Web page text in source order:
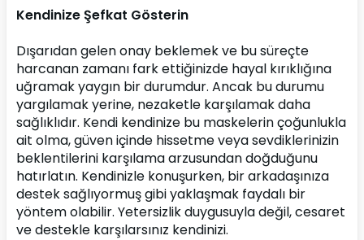
Kendinize Şefkat Gösterin
Dışarıdan gelen onay beklemek ve bu süreçte
harcanan zamanı fark ettiğinizde hayal kırıklığına
uğramak yaygın bir durumdur. Ancak bu durumu
yargılamak yerine, nezaketle karşılamak daha
sağlıklıdır. Kendi kendinize bu maskelerin çoğunlukla
ait olma, güven içinde hissetme veya sevdiklerinizin
beklentilerini karşılama arzusundan doğduğunu
hatırlatın. Kendinizle konuşurken, bir arkadaşınıza
destek sağlıyormuş gibi yaklaşmak faydalı bir
yöntem olabilir. Yetersizlik duygusuyla değil, cesaret
ve destekle karşılarsınız kendinizi.